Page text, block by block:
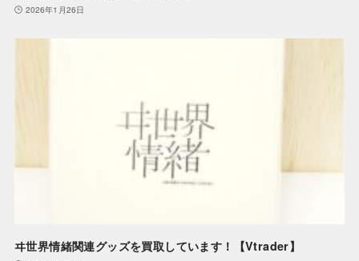
2026年1月26日
ヰ世界情緒関連グッズを買取しています！【Vtrader】